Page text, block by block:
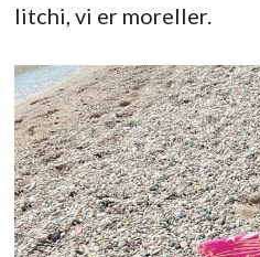
litchi, vi er moreller.